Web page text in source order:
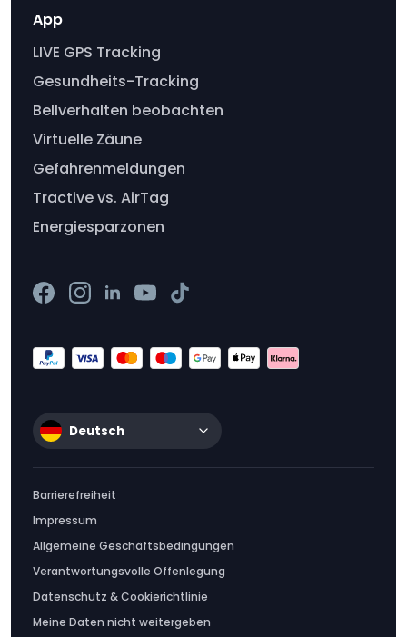
App
LIVE GPS Tracking
Gesundheits-Tracking
Bellverhalten beobachten
Virtuelle Zäune
Gefahrenmeldungen
Tractive vs. AirTag
Energiesparzonen
Deutsch
Barrierefreiheit
Impressum
Allgemeine Geschäftsbedingungen
Verantwortungsvolle Offenlegung
Datenschutz & Cookierichtlinie
Meine Daten nicht weitergeben